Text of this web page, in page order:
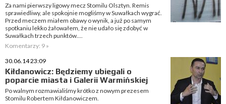
Za nami pierwszy ligowy mecz Stomilu Olsztyn. Remis
sprawiedliwy, ale spokojnie mogliśmy w Suwałkach wygrać.
Przed meczem miałem obawy o wynik, a już po samym
spotkaniu lekko żałowałem, że nie udało się zdobyć w
Suwałkach trzech punktów....
Komentarzy: 9 »
30.06.14 23:09
Kiłdanowicz: Będziemy ubiegali o
poparcie miasta i Galerii Warmińskiej
Po walnym rozmawialiśmy krótko z nowym prezesem
Stomilu Robertem Kiłdanowiczem.